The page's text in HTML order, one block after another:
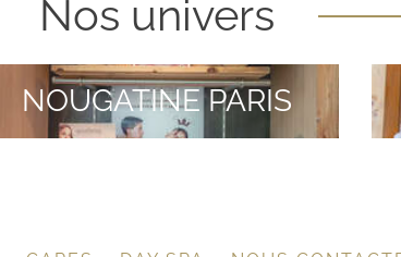
Nos univers
NOUGATINE PARIS